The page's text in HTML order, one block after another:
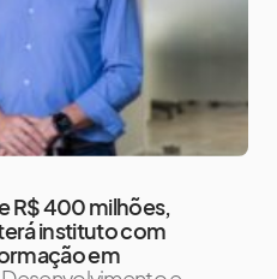
R$ 400 milhões,
instituto com
em